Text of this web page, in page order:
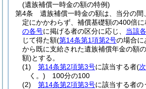
(遺族補償一時金の額の特例)
第4条
遺族補償一時金の額は、当分の間、
定にかかわらず、補償基礎額の400倍
の各号に掲げる者の区分に応じ、 当該
じて得た額(第14条第1項第2号の場合に
から既に支給された遺族補償年金の額
額)とする。
(1)
第14条第2項第3号に該当する者(
く。) 100分の100
(2)
第14条第2項第3号に該当する者